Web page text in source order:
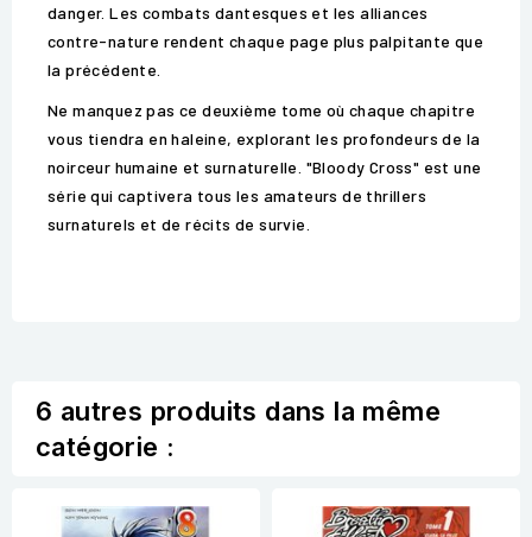
danger. Les combats dantesques et les alliances
contre-nature rendent chaque page plus palpitante que
la précédente.
Ne manquez pas ce deuxième tome où chaque chapitre
vous tiendra en haleine, explorant les profondeurs de la
noirceur humaine et surnaturelle. "Bloody Cross" est une
série qui captivera tous les amateurs de thrillers
surnaturels et de récits de survie.
6 autres produits dans la même
catégorie :